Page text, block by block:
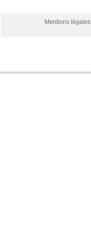
Mentions légales